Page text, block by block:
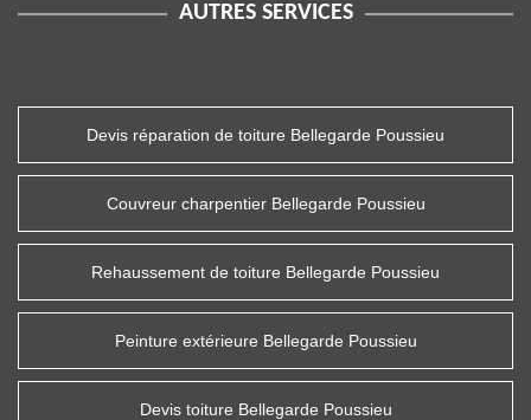
AUTRES SERVICES
Devis réparation de toiture Bellegarde Poussieu
Couvreur charpentier Bellegarde Poussieu
Rehaussement de toiture Bellegarde Poussieu
Peinture extérieure Bellegarde Poussieu
Devis toiture Bellegarde Poussieu